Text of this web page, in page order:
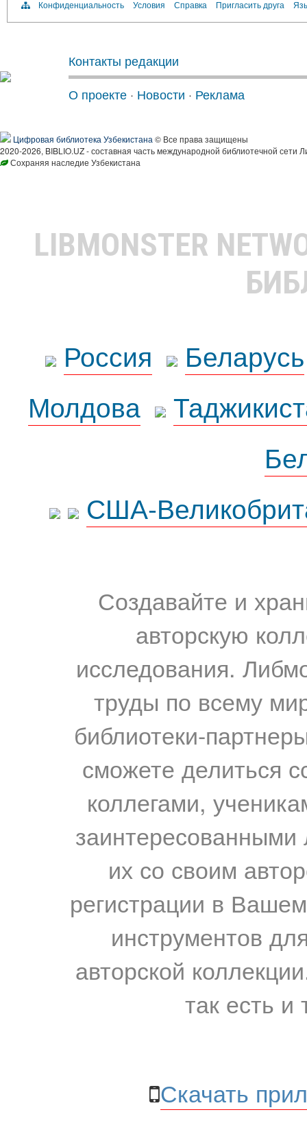
Конфиденциальность Условия Справка Пригласить друга
Контакты редакции
О проекте · Новости · Реклама
Цифровая библиотека Узбекистана © Все права защищены
2020-2026, BIBLIO.UZ - составная часть международной библиотечной сети
Сохраняя наследие Узбекистана
LIBMONSTER
Россия
Беларусь
Молдова
США-
Создавайте и
авторскую
исследования.
труды по всему
библиотеки-
сможете делиться
коллегами,
их со своим
регистрации в
инструментов
авторской
так есть и
Скачать